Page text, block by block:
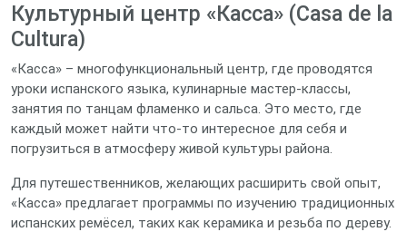
Культурный центр «Касса» (Casa de la
Cultura)
«Касса» – многофункциональный центр, где проводятся
уроки испанского языка, кулинарные мастер‑классы,
занятия по танцам фламенко и сальса. Это место, где
каждый может найти что‑то интересное для себя и
погрузиться в атмосферу живой культуры района.
Для путешественников, желающих расширить свой опыт,
«Касса» предлагает программы по изучению традиционных
испанских ремёсел, таких как керамика и резьба по дереву.